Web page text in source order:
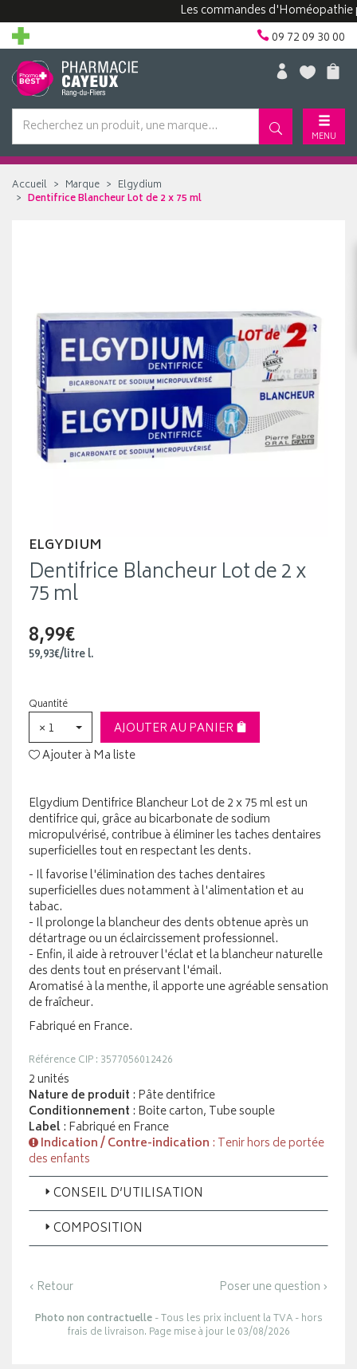
Les commandes d'Homéopathie
09 72 09 30 00
MENU
Accueil Marque
Elgydium
Dentifrice Blancheur Lot de 2 x 75 ml
ELGYDIUM
Dentifrice Blancheur Lot de 2 x
75 ml
8,99€
59,93€/litrel.
Quantité
× 1
AJOUTER AU PANIER
Ajouter à Ma liste
Elgydium Dentifrice Blancheur Lot de 2 x 75 ml est un
dentifrice qui, grâce au bicarbonate de sodium
micropulvérisé, contribue à éliminer les taches dentaires
superficielles tout en respectant les dents.
- Il favorise l'élimination des taches dentaires
superficielles dues notamment à l'alimentation et au
tabac.
- Il prolonge la blancheur des dents obtenue après un
détartrage ou un éclaircissement professionnel.
- Enfin, il aide à retrouver l'éclat et la blancheur naturelle
des dents tout en préservant l'émail.
Aromatisé à la menthe, il apporte une agréable sensation
de fraîcheur.
Fabriqué en France.
Référence CIP : 3577056012426
2 unités
Nature de produit : Pâte dentifrice
Conditionnement : Boite carton, Tube souple
Label: Fabriqué en France
Indication / Contre-indication : Tenir hors de portée
des enfants
CONSEIL D’UTILISATION
COMPOSITION
‹ Retour Poser une question ›
Photo non contractuelle- Tous les prix incluent la TVA - hors
frais de livraison. Page mise à jour le 03/08/2026